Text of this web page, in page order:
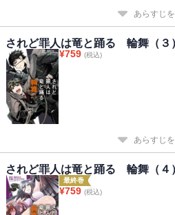
あらすじ
されど罪人は竜と踊る 輪舞（３
¥759 (税込)
あらすじ
されど罪人は竜と踊る 輪舞（４
最終巻
¥759 (税込)